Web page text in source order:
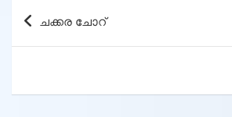
Post
ചക്കര ചോറ്